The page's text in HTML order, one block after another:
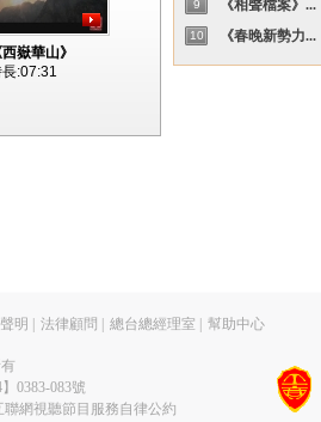
西嶽華山》
:07:31
9 《相聲檔案》...
10 《春晚新勢力...
明 法律顧問 總台總經理室 幫助中心
0383-083號
聯網視聽節目服務自律公約